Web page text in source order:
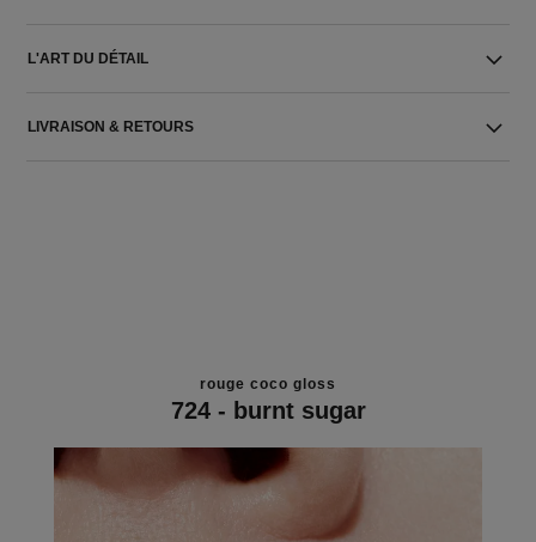
L'ART DU DÉTAIL
LIVRAISON & RETOURS
rouge coco gloss
724 - burnt sugar